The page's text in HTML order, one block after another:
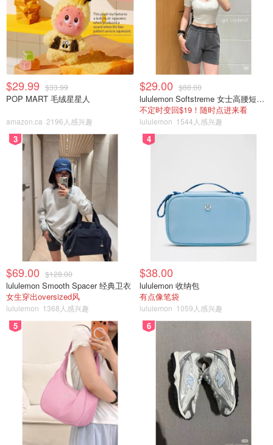
$29.99 $33.99
POP MART 毛绒星星人
amazon.ca 2196人感兴趣
$29.00 $88.00
lululemon Softstreme 女士高腰短裤 10cm
不定时变回$19！随时点进来看
lululemon 1544人感兴趣
3
$69.00 $128.00
lululemon Smooth Spacer 经典卫衣
女生穿出oversized风
lululemon 1368人感兴趣
4
$38.00
lululemon 收纳包
有点像笔袋
lululemon 1059人感兴趣
5 6